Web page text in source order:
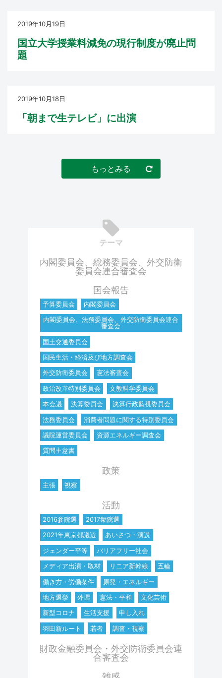
2019年10月19日
国立大学授業料減免の現行制度が廃止問
題
2019年10月18日
「朝まで生テレビ」に出演
もっとみる
テーマ
内閣委員会、総務委員会、外交防衛
委員会連合審査会
国会報告
予算委員会
内閣委員会
内閣委員会、法務委員会、外交防衛委員会連合
審査会
国土交通委員会
国民生活・経済及び地方調査会
外交防衛委員会
憲法審査会
政治改革特別委員会
文教科学委員会
本会議
決算委員会
決算行政監視委員会
法務委員会
消費者問題に関する特別委員会
議院運営委員会
資源エネルギー調査会
質問主意書
政策
主張 視察
活動
2016参院選
2017衆院選
2021年東京都議選
あいさつ・演説
ジェンダー平等
バリアフリー社会
メディア出演・取材
リニア新幹線
五輪
働き方・労働条件
原発・エネルギー
地方選挙
外環 憲法・平和
文化芸術
新型コロナ
生活支援
申し入れ
羽田新ルート
若者 調査・視察
財政金融委員会・外交防衛委員会連
合審査会